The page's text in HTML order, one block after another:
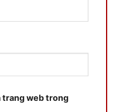
trang web trong